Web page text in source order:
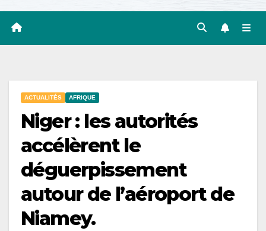
ACTUALITÉS AFRIQUE
Niger : les autorités
accélèrent le
déguerpissement
autour de l’aéroport de
Niamey.